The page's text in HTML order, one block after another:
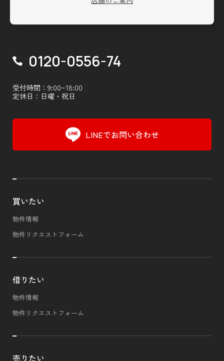
0120-0556-74
受付時間：9:00~18:00
定休日：日曜・祝日
LINEでお問い合わせ
買いたい
物件情報
物件リクエストフォーム
借りたい
物件情報
物件リクエストフォーム
売りたい